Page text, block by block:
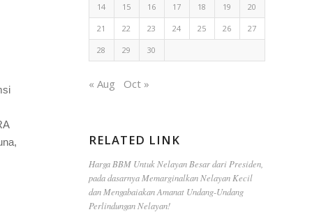
14 15 16 17 18 19 20
21 22 23 24 25 26 27
28 29 30
« Aug Oct »
RELATED LINK
Harga BBM Untuk Nelayan Besar dari Presiden,
pada dasarnya Memarginalkan Nelayan Kecil
dan Mengabaiakan Amanat Undang-Undang
Perlindungan Nelayan!